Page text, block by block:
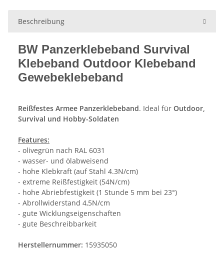
Beschreibung
BW Panzerklebeband Survival
Klebeband Outdoor Klebeband
Gewebeklebeband
Reißfestes Armee Panzerklebeband. Ideal für Outdoor,
Survival und Hobby-Soldaten
Features:
- olivegrün nach RAL 6031
- wasser- und ölabweisend
- hohe Klebkraft (auf Stahl 4.3N/cm)
- extreme Reißfestigkeit (54N/cm)
- hohe Abriebfestigkeit (1 Stunde 5 mm bei 23°)
- Abrollwiderstand 4,5N/cm
- gute Wicklungseigenschaften
- gute Beschreibbarkeit
Herstellernummer: 15935050